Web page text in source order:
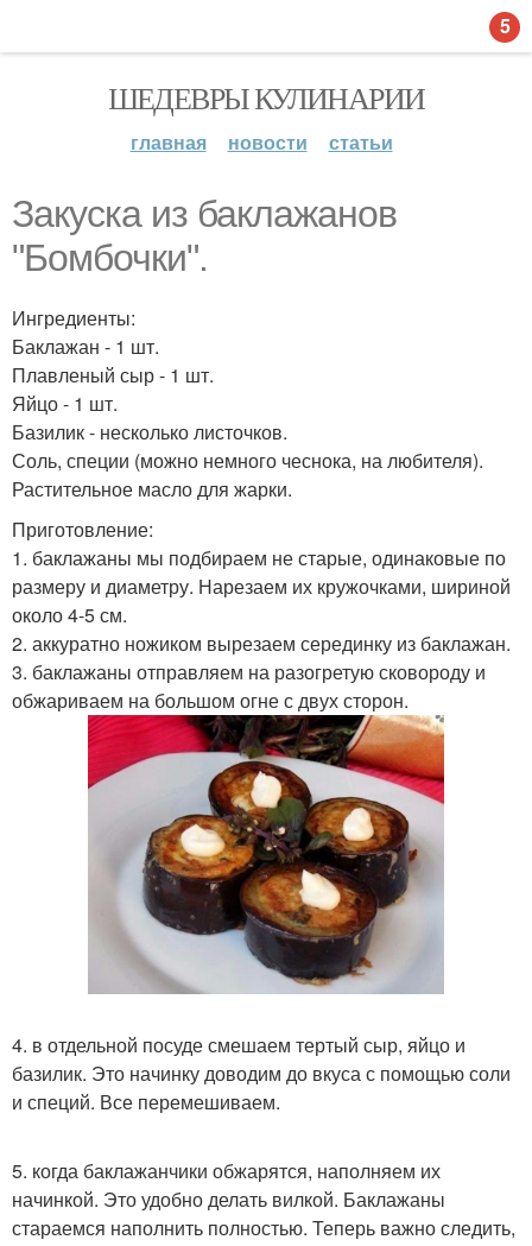
ШЕДЕВРЫ КУЛИНАРИИ
главная новости статьи
Закуска из баклажанов
"Бомбочки".
Ингредиенты:
Баклажан - 1 шт.
Плавленый сыр - 1 шт.
Яйцо - 1 шт.
Базилик - несколько листочков.
Соль, специи (можно немного чеснока, на любителя).
Растительное масло для жарки.
Приготовление:
1. баклажаны мы подбираем не старые, одинаковые по
размеру и диаметру. Нарезаем их кружочками, шириной
около 4-5 см.
2. аккуратно ножиком вырезаем серединку из баклажан.
3. баклажаны отправляем на разогретую сковороду и
обжариваем на большом огне с двух сторон.
4. в отдельной посуде смешаем тертый сыр, яйцо и
базилик. Это начинку доводим до вкуса с помощью соли
и специй. Все перемешиваем.
5. когда баклажанчики обжарятся, наполняем их
начинкой. Это удобно делать вилкой. Баклажаны
стараемся наполнить полностью. Теперь важно следить,
5